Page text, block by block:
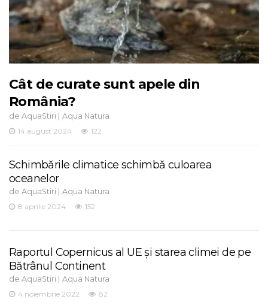
Cât de curate sunt apele din
România?
de AquaStiri | Aqua Natura
14 august 2024
122
Schimbările climatice schimbă culoarea
oceanelor
de AquaStiri | Aqua Natura
8 aprilie 2024
152
Raportul Copernicus al UE și starea climei de pe
Bătrânul Continent
de AquaStiri | Aqua Natura
4 noiembrie 2022
82